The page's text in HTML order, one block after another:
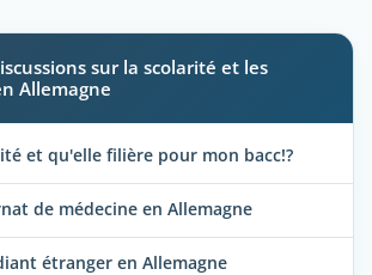
sur la scolarité et les
Allemagne
et qu'elle filière pour mon bacc!?
de médecine en Allemagne
étranger en Allemagne